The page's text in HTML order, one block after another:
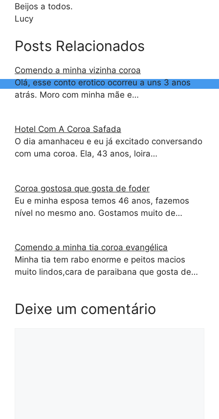
Beijos a todos.
Lucy
Posts Relacionados
Comendo a minha vizinha coroa
Olá, esse conto erotico ocorreu a uns 3 anos
atrás. Moro com minha mãe e…
Hotel Com A Coroa Safada
O dia amanhaceu e eu já excitado conversando
com uma coroa. Ela, 43 anos, loira…
Coroa gostosa que gosta de foder
Eu e minha esposa temos 46 anos, fazemos
nível no mesmo ano. Gostamos muito de…
Comendo a minha tia coroa evangélica
Minha tia tem rabo enorme e peitos macios
muito lindos,cara de paraibana que gosta de…
Deixe um comentário